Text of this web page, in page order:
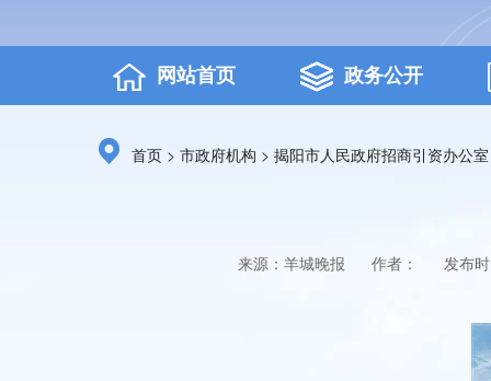
网站首页 政务公开
首页 > 市政府机构 > 揭阳市人民政府招商引资办公室
来源：羊城晚报 作者： 发布